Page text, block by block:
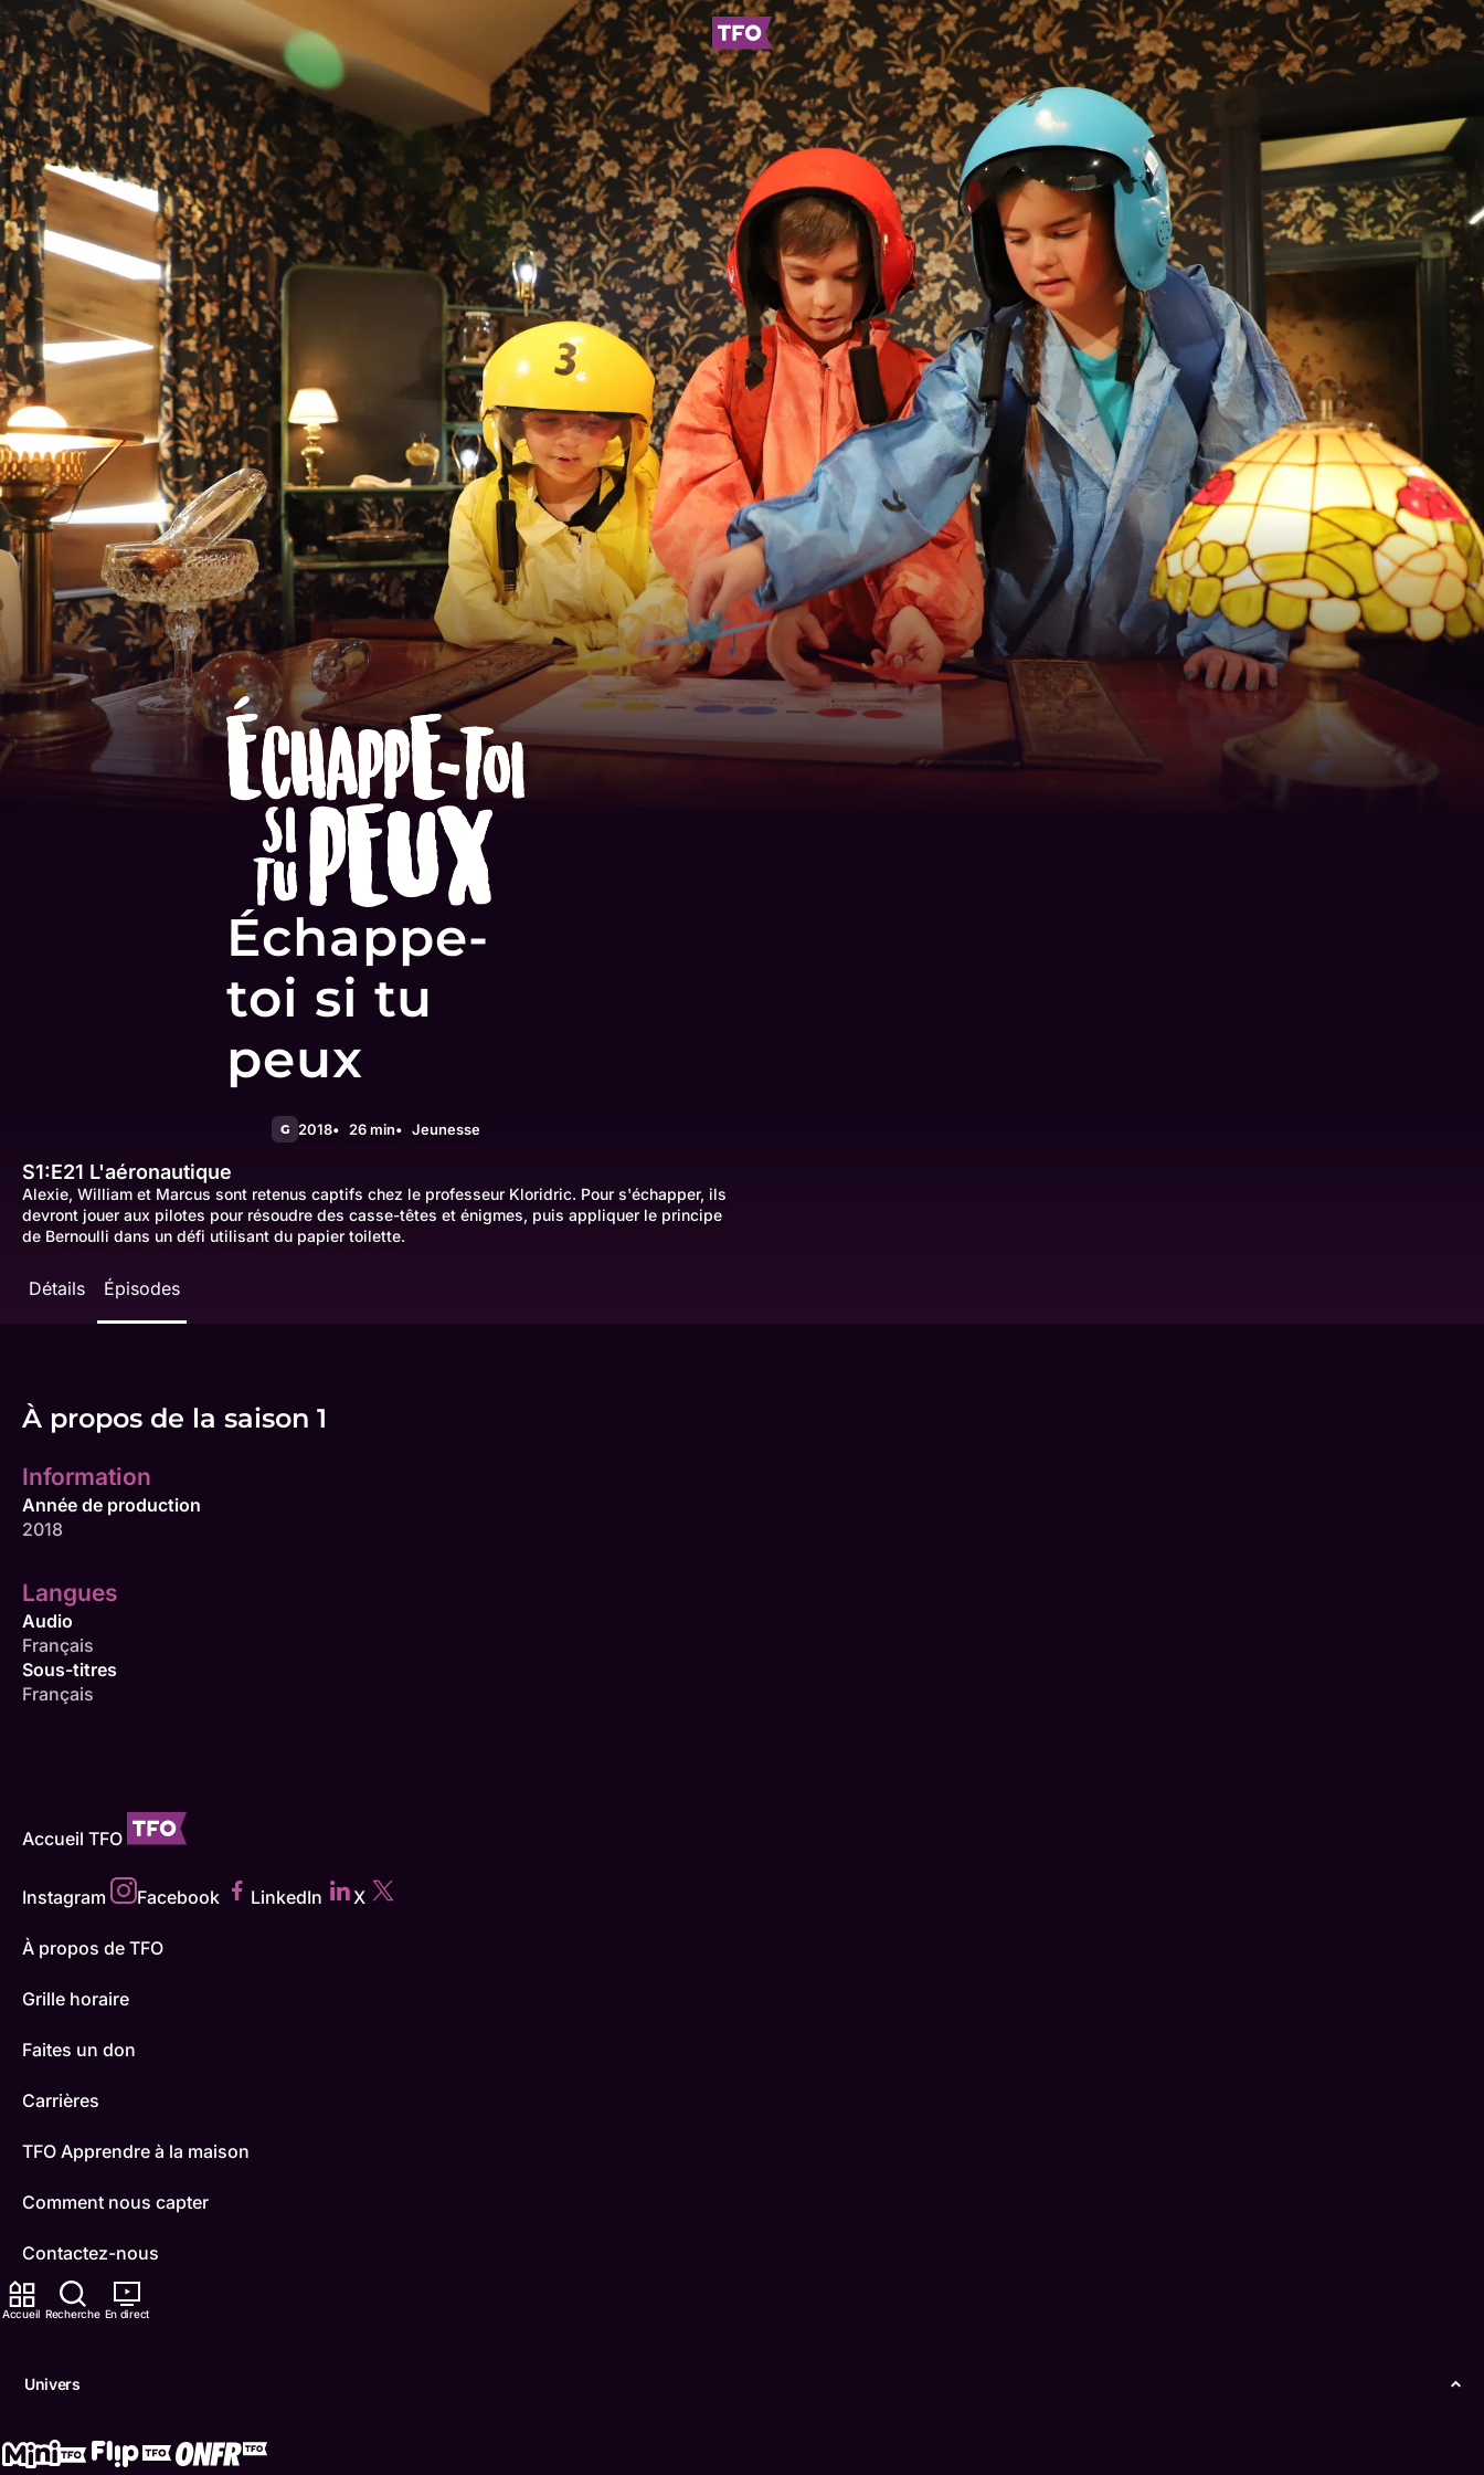
Accueil Recherche En direct
Univers
Échappe-
toi si tu
peux
G 2018 26 min Jeunesse
S1:E21 L'aéronautique
Alexie, William et Marcus sont retenus captifs chez le professeur Kloridric. Pour s'échapper, ils
devront jouer aux pilotes pour résoudre des casse-têtes et énigmes, puis appliquer le principe
de Bernoulli dans un défi utilisant du papier toilette.
Détails Épisodes
À propos de la saison 1
Information
Année de production
2018
Langues
Audio
Français
Sous-titres
Français
Accueil TFO
Instagram Facebook LinkedIn X
À propos de TFO
Grille horaire
Faites un don
Carrières
TFO Apprendre à la maison
Comment nous capter
Contactez-nous
ONFR
Conditions d'utilisation